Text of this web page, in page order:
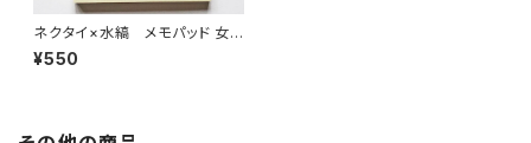
ネクタイ×水縞 メモパッド 女
の子 ブルー メモ帳
¥550